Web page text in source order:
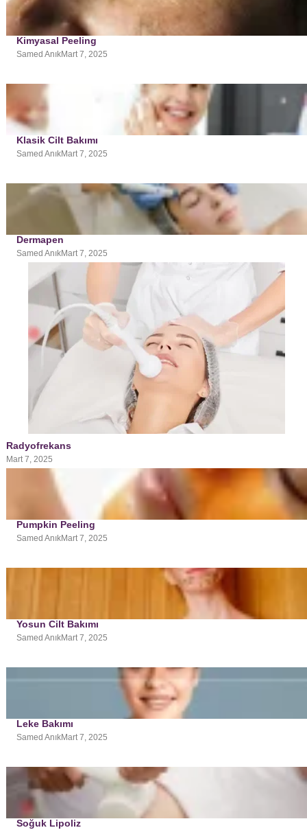
Kimyasal Peeling
Samed AnıkMart 7, 2025
Klasik Cilt Bakımı
Samed AnıkMart 7, 2025
Dermapen
Samed AnıkMart 7, 2025
Radyofrekans
Mart 7, 2025
Pumpkin Peeling
Samed AnıkMart 7, 2025
Yosun Cilt Bakımı
Samed AnıkMart 7, 2025
Leke Bakımı
Samed AnıkMart 7, 2025
Soğuk Lipoliz